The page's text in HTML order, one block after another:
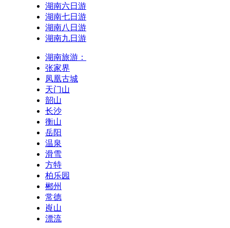
湖南六日游
湖南七日游
湖南八日游
湖南九日游
湖南旅游：
张家界
凤凰古城
天门山
韶山
长沙
衡山
岳阳
温泉
滑雪
方特
柏乐园
郴州
常德
崀山
漂流